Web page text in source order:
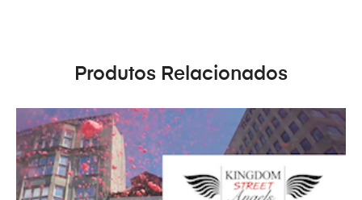
Produtos Relacionados